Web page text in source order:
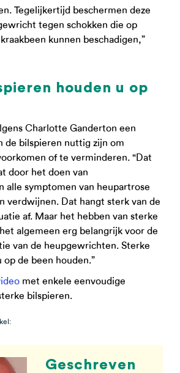
Tegelijkertijd beschermen deze
tegen schokken die op
kunnen beschadigen,”
houden u op
Charlotte Ganderton een
de bilspieren nuttig zijn om
of te verminderen. “Dat
door het doen van
alle symptomen van heupartrose
verdwijnen. Dat hangt sterk van de
af. Maar het hebben van sterke
algemeen erg belangrijk voor de
van de heupgewrichten. Sterke
de been houden.”
met enkele eenvoudige
bilspieren.
Geschreven